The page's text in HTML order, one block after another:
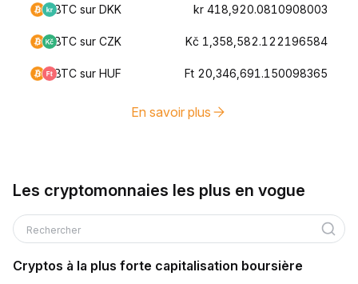
BTC sur DKK kr 418,920.0810908003
BTC sur CZK Kč 1,358,582.122196584
BTC sur HUF Ft 20,346,691.150098365
En savoir plus
Les cryptomonnaies les plus en vogue
Rechercher
Cryptos à la plus forte capitalisation boursière